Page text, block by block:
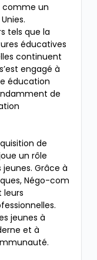
comme un
tels que la
éducatives
continuent
engagé à
éducation
de
de
un rôle
Grâce à
Négo-com
leurs
jeunes à
et à